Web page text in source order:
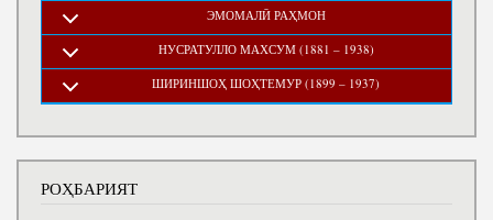
ЭМОМАЛӢ РАҲМОН
НУСРАТУЛЛО МАХСУМ (1881 – 1938)
ШИРИНШОҲ ШОҲТЕМУР (1899 – 1937)
РОҲБАРИЯТ